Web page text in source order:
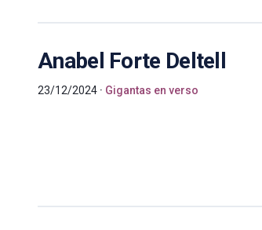
Anabel Forte Deltell
23/12/2024 Gigantas en verso